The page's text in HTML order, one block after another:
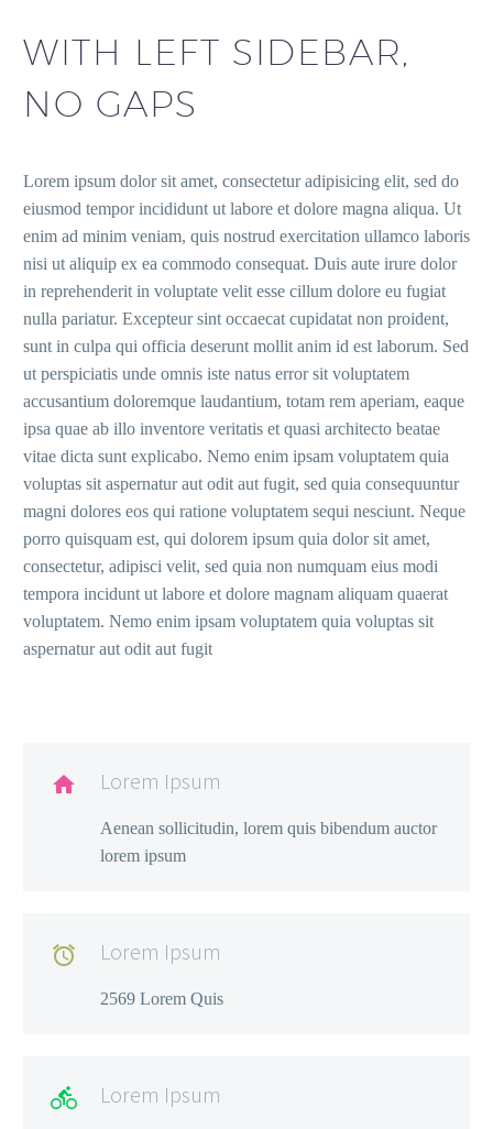
WITH LEFT SIDEBAR,
NO GAPS
Lorem ipsum dolor sit amet, consectetur adipisicing elit, sed do
eiusmod tempor incididunt ut labore et dolore magna aliqua. Ut
enim ad minim veniam, quis nostrud exercitation ullamco laboris
nisi ut aliquip ex ea commodo consequat. Duis aute irure dolor
in reprehenderit in voluptate velit esse cillum dolore eu fugiat
nulla pariatur. Excepteur sint occaecat cupidatat non proident,
sunt in culpa qui officia deserunt mollit anim id est laborum. Sed
ut perspiciatis unde omnis iste natus error sit voluptatem
accusantium doloremque laudantium, totam rem aperiam, eaque
ipsa quae ab illo inventore veritatis et quasi architecto beatae
vitae dicta sunt explicabo. Nemo enim ipsam voluptatem quia
voluptas sit aspernatur aut odit aut fugit, sed quia consequuntur
magni dolores eos qui ratione voluptatem sequi nesciunt. Neque
porro quisquam est, qui dolorem ipsum quia dolor sit amet,
consectetur, adipisci velit, sed quia non numquam eius modi
tempora incidunt ut labore et dolore magnam aliquam quaerat
voluptatem. Nemo enim ipsam voluptatem quia voluptas sit
aspernatur aut odit aut fugit
 Lorem Ipsum
Aenean sollicitudin, lorem quis bibendum auctor
lorem ipsum
 Lorem Ipsum
2569 Lorem Quis
 Lorem Ipsum